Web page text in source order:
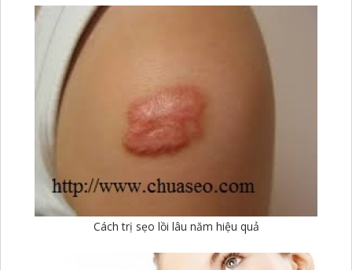
Cách trị sẹo lồi lâu năm hiệu quả